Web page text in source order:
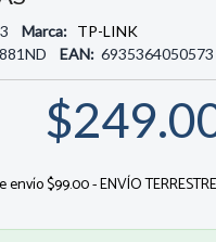
Marca: TP-LINK
EAN: 6935364050573
$99.00 - ENVÍO TERRESTRE